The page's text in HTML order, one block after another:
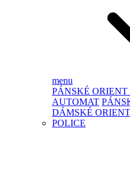
menu
PÁNSKÉ ORIENT
AUTOMAT
DÁMSKÉ ORIENT
POLICE